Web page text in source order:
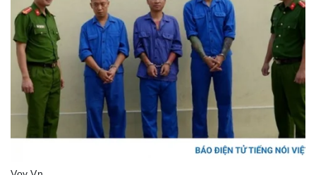
Pháp luật
Vụ án
Tin nóng
Tư vấn luật
Quân sự - Quốc phòng
Vũ khí
Việt Nam
Phân tích